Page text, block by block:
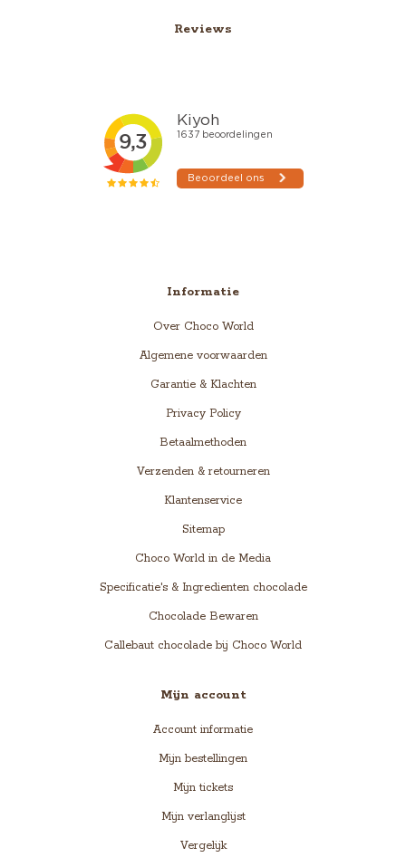
Reviews
Informatie
Over Choco World
Algemene voorwaarden
Garantie & Klachten
Privacy Policy
Betaalmethoden
Verzenden & retourneren
Klantenservice
Sitemap
Choco World in de Media
Specificatie's & Ingredienten chocolade
Chocolade Bewaren
Callebaut chocolade bij Choco World
Mijn account
Account informatie
Mijn bestellingen
Mijn tickets
Mijn verlanglijst
Vergelijk